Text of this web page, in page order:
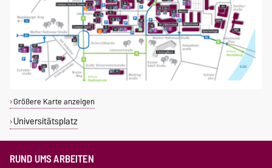
Größere Karte anzeigen
Universitätsplatz
RUND UMS ARBEITEN